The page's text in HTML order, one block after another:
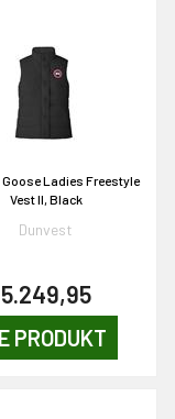
Ladies Freestyle
Vest II, Black
Dunvest
5.249,95
PRODUKT